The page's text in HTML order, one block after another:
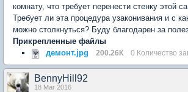
комнату, что требует перенести стенку этой
Требует ли эта процедура узаконивания и с
можно столкнуться? Буду благодарен за
Прикрепленные файлы
демонт.jpg
200.26К 0 Количество
BennyHill92
18 Mar 2016